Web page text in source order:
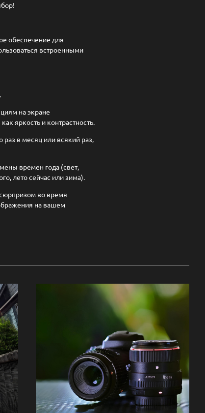
обеспечение для
встроенными
на экране
яркость и контрастность.
в месяц или всякий раз,
времен года (свет,
лето сейчас или зима).
во время
на вашем